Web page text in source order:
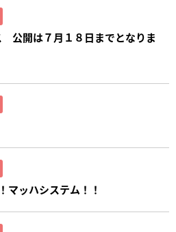
公開は７月１８日までとなりま
マッハシステム！！